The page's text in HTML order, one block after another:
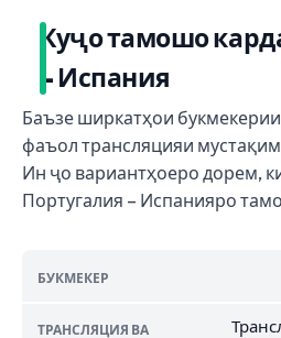
Куҷо тамошо
– Испания
Баъзе ширкатҳои
фаъол трансляцияи
Ин ҷо вариантҳоеро дорем,
Португалия – Испанияро